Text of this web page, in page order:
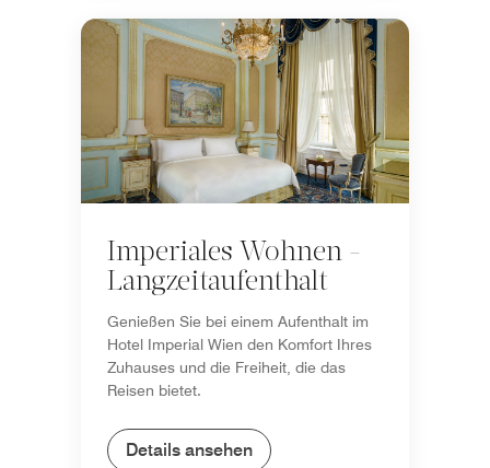
Imperiales Wohnen -
Langzeitaufenthalt
Genießen Sie bei einem Aufenthalt im
Hotel Imperial Wien den Komfort Ihres
Zuhauses und die Freiheit, die das
Reisen bietet.
Details ansehen